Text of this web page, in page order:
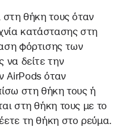
στη θήκη τους όταν
κατάστασης στη
φόρτισης των
να δείτε την
AirPods όταν
στη θήκη τους ή
στη θήκη τους με το
τη θήκη στο ρεύμα.